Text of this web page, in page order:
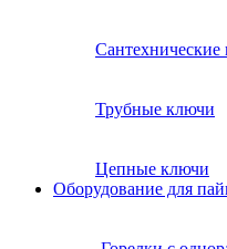
Сантехнические
Трубные ключи
Цепные ключи
Оборудование для